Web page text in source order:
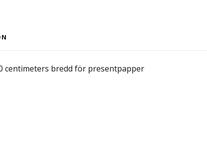
centimeters bredd för presentpapper